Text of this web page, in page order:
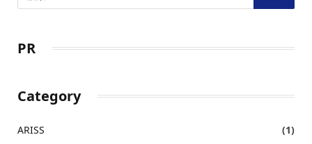
PR
Category
ARISS
(1)